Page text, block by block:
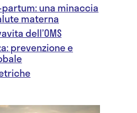
una minaccia
materna
dell’OMS
prevenzione e